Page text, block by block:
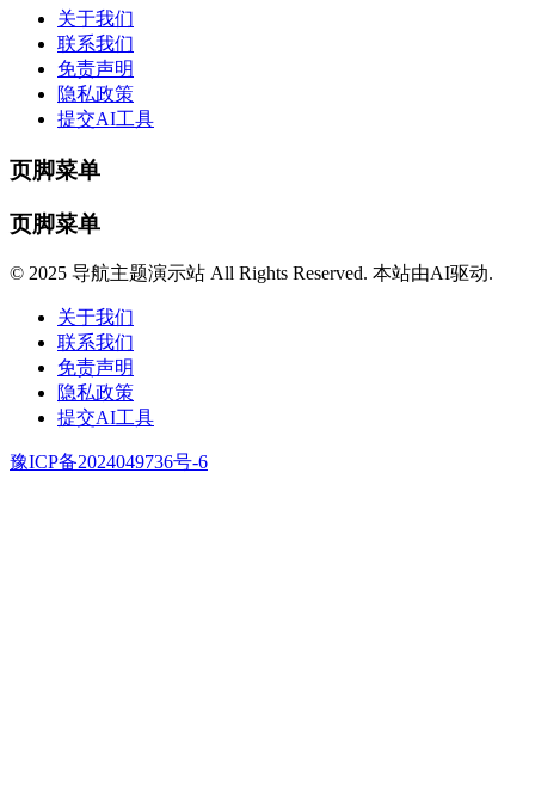
关于我们
联系我们
免责声明
隐私政策
提交AI工具
页脚菜单
页脚菜单
© 2025 导航主题演示站 All Rights Reserved. 本站由AI驱动.
关于我们
联系我们
免责声明
隐私政策
提交AI工具
豫ICP备2024049736号-6